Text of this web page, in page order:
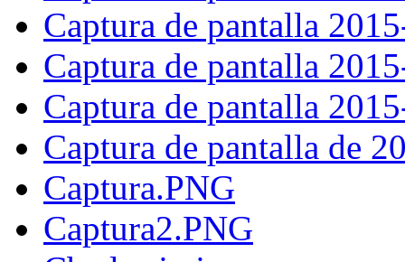
Captura de pantalla
Captura de pantalla
Captura de pantalla
Captura de pantalla de
Captura.PNG
Captura2.PNG